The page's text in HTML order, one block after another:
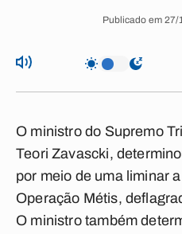
Publicado em 27/
O ministro do Supremo
Teori Zavascki,
por meio de uma liminar
Operação Métis,
O ministro também